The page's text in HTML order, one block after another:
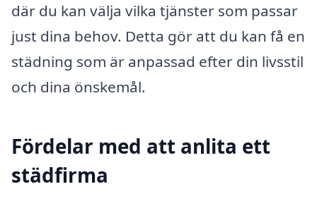
där du kan välja vilka tjänster som passar
just dina behov. Detta gör att du kan få en
städning som är anpassad efter din livsstil
och dina önskemål.
Fördelar med att anlita ett
städfirma